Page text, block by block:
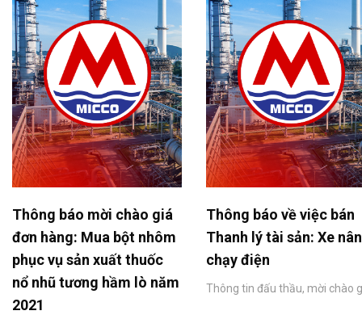
Thông báo mời chào giá
đơn hàng: Mua bột nhôm
phục vụ sản xuất thuốc
nổ nhũ tương hầm lò năm
2021
Thông báo về việc bán
Thanh lý tài sản: Xe
chạy điện
Thông tin đấu thầu, mời chào